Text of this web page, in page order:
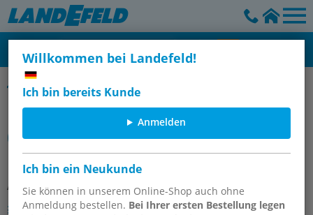
Willkommen bei Landefeld!
Ich bin bereits Kunde
Anmelden
Ich bin ein Neukunde
Sie können in unserem Online-Shop auch ohne
Anmeldung bestellen. Bei Ihrer ersten Bestellung legen
Kombigriffe für Kugelhähne aus Messing vernickelt
Kombigriff-rot, Größe 2, Flachstahl
(Stahl verzinkt mit
Kunststoffüberzug)
Artikelnummer: KOMBI 2 F ROT
Andere Varianten des Artikels